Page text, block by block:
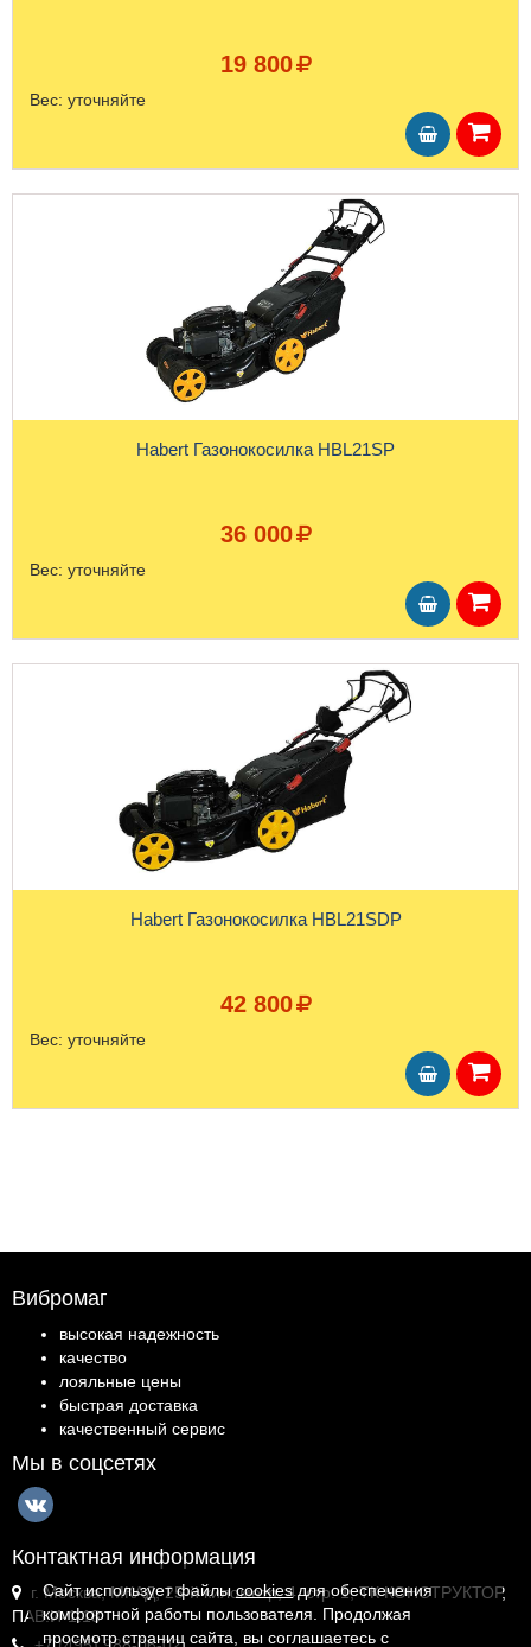
19 800
Вес: уточняйте
Habert Газонокосилка HBL21SP
36 000
Вес: уточняйте
Habert Газонокосилка HBL21SDP
42 800
Вес: уточняйте
Вибромаг
высокая надежность
качество
лояльные цены
быстрая доставка
качественный сервис
Мы в соцсетях
Контактная информация
г. Москва, МКАД, 25-й километр, 4, стр. 1, ТК КОНСТРУКТОР,
ПАВ.И-1.18
Сайт использует файлыcookiesдля обеспечения
комфортной работы пользователя. Продолжая
просмотр страниц сайта, вы соглашаетесь с